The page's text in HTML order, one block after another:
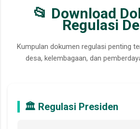
📂 Download
Regulasi
Kumpulan dokumen regulasi penting
desa, kelembagaan, dan
🏛️ Regulasi Presiden